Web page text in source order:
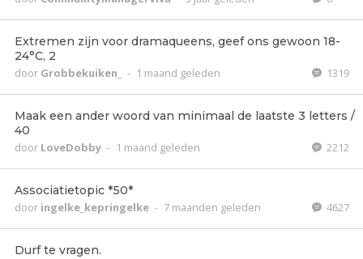
Extremen zijn voor dramaqueens, geef ons gewoon 18-
24°C, 2
door Grobbekuiken_ - 1 maand geleden 1319
Maak een ander woord van minimaal de laatste 3 letters /
40
door LoveDobby - 1 maand geleden 2212
Associatietopic *50*
door ingelke_kepringelke - 7 maanden geleden 4627
Durf te vragen.